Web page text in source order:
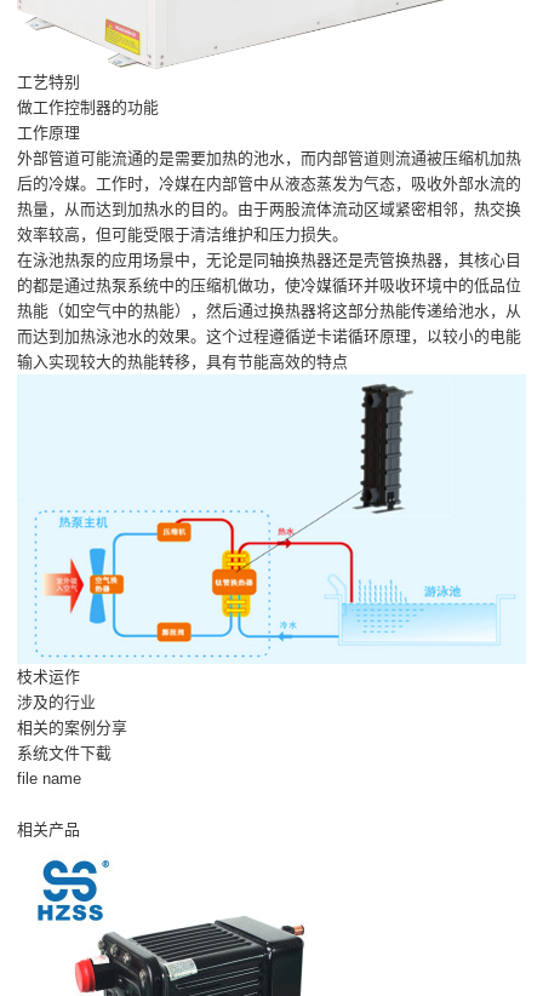
工艺特别
做工作控制器的功能
工作原理
外部管道可能流通的是需要加热的池水，而内部管道则流通被压缩机加热
后的冷媒。工作时，冷媒在内部管中从液态蒸发为气态，吸收外部水流的
热量，从而达到加热水的目的。由于两股流体流动区域紧密相邻，热交换
效率较高，但可能受限于清洁维护和压力损失。
在泳池热泵的应用场景中，无论是同轴换热器还是壳管换热器，其核心目
的都是通过热泵系统中的压缩机做功，使冷媒循环并吸收环境中的低品位
热能（如空气中的热能），然后通过换热器将这部分热能传递给池水，从
而达到加热泳池水的效果。这个过程遵循逆卡诺循环原理，以较小的电能
输入实现较大的热能转移，具有节能高效的特点
枝术运作
涉及的行业
相关的案例分享
系统文件下截
file name
相关产品